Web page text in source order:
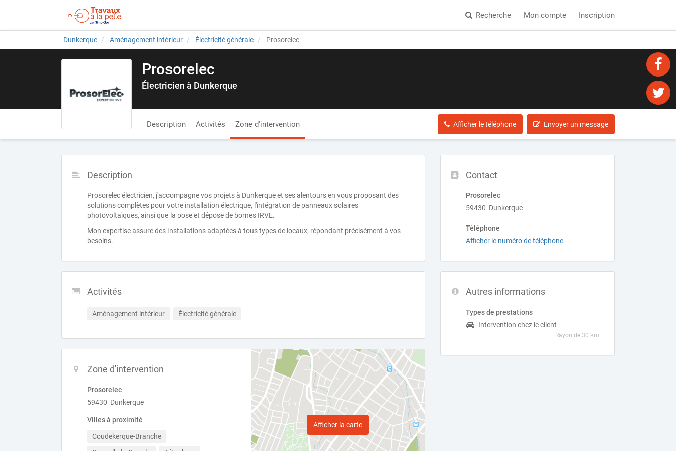
Recherche Mon compte Inscription
Dunkerque Aménagement intérieur Électricité générale Prosorelec
Prosorelec
Électricien à Dunkerque
Description Activités Zone d'intervention Afficher le téléphone Envoyer un message
Contact
Prosorelec
59430 Dunkerque
Téléphone
Afficher le numéro de téléphone
Autres informations
Types de prestations
Intervention chez le client
Rayon de 30 km
Description
Prosorelec électricien, j'accompagne vos projets à Dunkerque et ses alentours en vous proposant des
solutions complètes pour votre installation électrique, l'intégration de panneaux solaires
photovoltaïques, ainsi que la pose et dépose de bornes IRVE.
Mon expertise assure des installations adaptées à tous types de locaux, répondant précisément à vos
besoins.
Activités
Aménagement intérieur Électricité générale
Zone d'intervention
Prosorelec
59430 Dunkerque
Villes à proximité
Coudekerque-Branche
Afficher la carte